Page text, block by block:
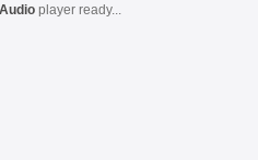
player ready...